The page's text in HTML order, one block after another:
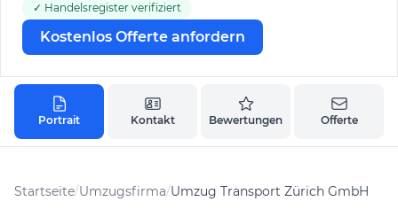
✓ Handelsregister verifiziert
Kostenlos Offerte anfordern
Portrait Kontakt Bewertungen Offerte
Startseite/Umzugsfirma/Umzug Transport Zürich GmbH